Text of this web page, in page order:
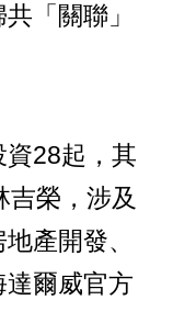
「關聯」
資28起，其
吉榮，涉及
產開發、
爾威官方